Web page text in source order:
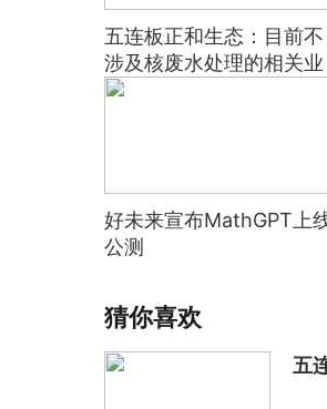
五连板正和生态：目前不
涉及核废水处理的相关业
务
好未来宣布MathGPT上
公测
猜你喜欢
五